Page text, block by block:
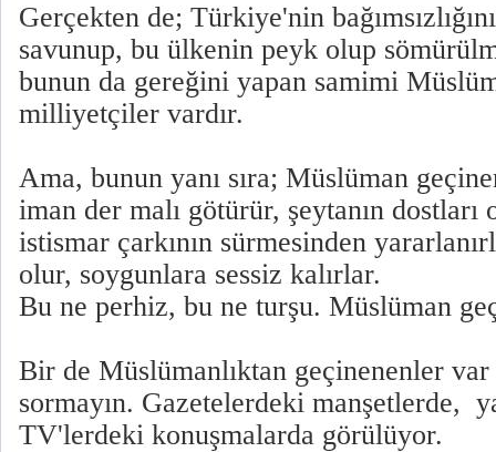
Gerçekten de; Türkiye'nin bağımsızlığını
savunup, bu ülkenin peyk olup
bunun da gereğini yapan samimi
milliyetçiler vardır.
Ama, bunun yanı sıra; Müslüman
iman der malı götürür, şeytanın dostları
istismar çarkının sürmesinden
olur, soygunlara sessiz kalırlar.
Bu ne perhiz, bu ne turşu. Müslüman
Bir de Müslümanlıktan geçinenenler
sormayın. Gazetelerdeki manşetlerde,
TV'lerdeki konuşmalarda görülüyor.